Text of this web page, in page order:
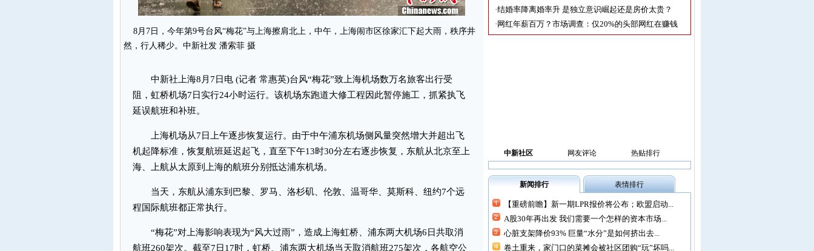
8月7日，今年第9号台风“梅花”与上海擦肩北上，中午，上海闹市区徐家汇下起大雨，秩序井
然，行人稀少。中新社发 潘索菲 摄
中新社上海8月7日电 (记者 常惠英)台风“梅花”致上海机场数万名旅客出行受
阻，虹桥机场7日实行24小时运行。该机场东跑道大修工程因此暂停施工，抓紧执飞
延误航班和补班。
上海机场从7日上午逐步恢复运行。由于中午浦东机场侧风量突然增大并超出飞
机起降标准，恢复航班延迟起飞，直至下午13时30分左右逐步恢复，东航从北京至上
海、上航从太原到上海的航班分别抵达浦东机场。
当天，东航从浦东到巴黎、罗马、洛杉矶、伦敦、温哥华、莫斯科、纽约7个远
程国际航班都正常执行。
“梅花”对上海影响表现为“风大过雨”，造成上海虹桥、浦东两大机场6日共取消
航班260架次。截至7日17时，虹桥、浦东两大机场当天取消航班275架次，各航空公
·结婚率降离婚率升 是独立意识崛起还是房价太贵？
· 网红年薪百万？市场调查：仅20%的头部网红在赚钱
中新社区 网友评论 热贴排行
新闻排行 表情排行
【重磅前瞻】新一期LPR报价将公布；欧盟启动...
A股30年再出发 我们需要一个怎样的资本市场...
心脏支架降价93% 巨量“水分”是如何挤出去...
卷土重来，家门口的菜摊会被社区团购“玩”坏吗...